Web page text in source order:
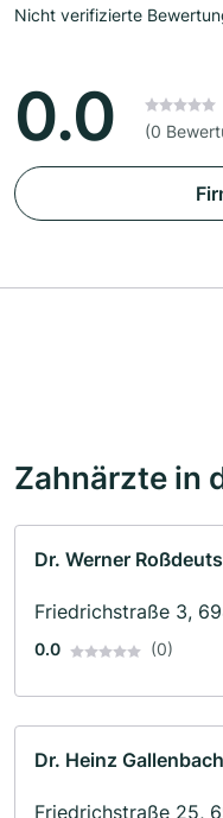
Nicht verifizierte
0.0 (0
Zahnärzte in
Dr. Werner
Friedrichstraße 3,
0.0 (0)
Dr. Heinz Gallenbach
Friedrichstraße 25,